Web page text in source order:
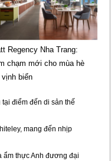
Regency Nha Trang:
chạm mới cho mùa hè
vịnh biển
điểm đến di sản thế
mang đến nhịp
ẩm thực Anh đương đại